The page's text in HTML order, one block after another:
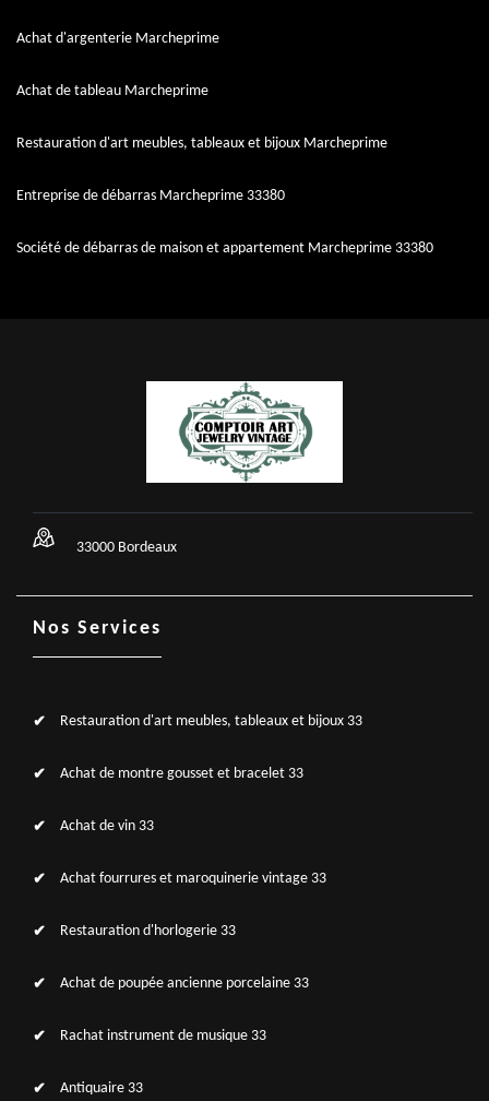
Achat d'argenterie Marcheprime
Achat de tableau Marcheprime
Restauration d'art meubles, tableaux et bijoux Marcheprime
Entreprise de débarras Marcheprime 33380
Société de débarras de maison et appartement Marcheprime 33380
33000 Bordeaux
Nos Services
Restauration d'art meubles, tableaux et bijoux 33
Achat de montre gousset et bracelet 33
Achat de vin 33
Achat fourrures et maroquinerie vintage 33
Restauration d'horlogerie 33
Achat de poupée ancienne porcelaine 33
Rachat instrument de musique 33
Antiquaire 33